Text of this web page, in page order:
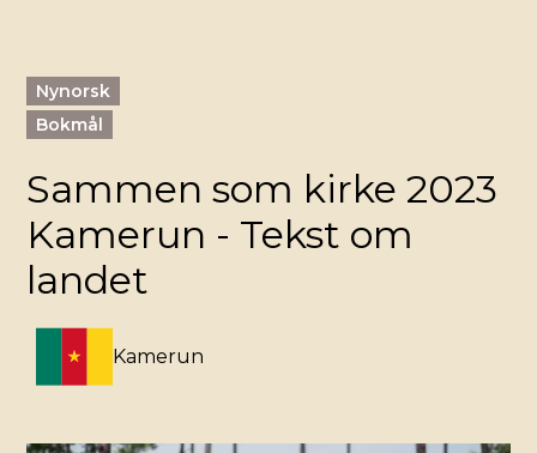
Nynorsk
Bokmål
Sammen som kirke 2023
Kamerun - Tekst om
landet
Kamerun